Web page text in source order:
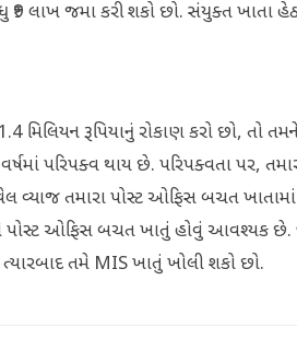
લાખ જમા કરી શકો છો. સંયુક્ત ખાતા
મિલિયન રૂપિયાનું રોકાણ કરો છો, તો
પરિપક્વ થાય છે. પરિપક્વતા પર,
વ્યાજ તમારા પોસ્ટ ઓફિસ બચત
પોસ્ટ ઓફિસ બચત ખાતું હોવું આવશ્યક
તમે MIS ખાતું ખોલી શકો છો.